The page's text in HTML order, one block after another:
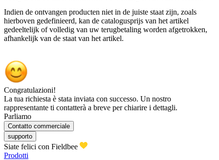
Indien de ontvangen producten niet in de juiste staat zijn, zoals
hierboven gedefinieerd, kan de catalogusprijs van het artikel
gedeeltelijk of volledig van uw terugbetaling worden afgetrokken,
afhankelijk van de staat van het artikel.
Congratulazioni!
La tua richiesta è stata inviata con successo. Un nostro
rappresentante ti contatterà a breve per chiarire i dettagli.
Parliamo
Contatto commerciale
supporto
Siate felici con Fieldbee
Prodotti